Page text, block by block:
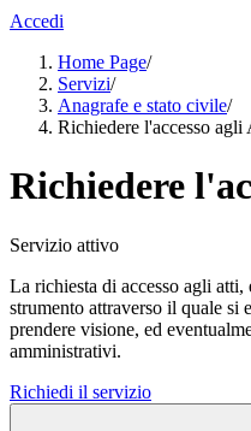
Accedi
Home Page/
Servizi/
Anagrafe e stato civile/
Richiedere l'accesso agli
Richiedere
Servizio attivo
La richiesta di accesso agli
strumento attraverso il quale si
prendere visione, ed
amministrativi.
Richiedi il servizio